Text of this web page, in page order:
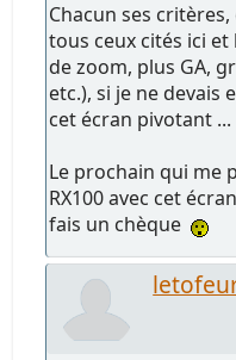
Chacun ses
tous ceux cités ici
de zoom, plus GA,
etc.), si je ne devais
cet écran pivotant ...
Le prochain qui me
RX100 avec cet
fais un chèque